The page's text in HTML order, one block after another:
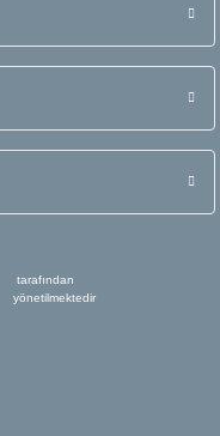
tarafından
yönetilmektedir